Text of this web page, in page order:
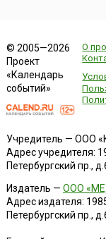
© 2005—2026
Проект
«Календарь
событий»
О
Учредитель — ООО
Адрес учредителя:
Петербургский пр.,
Издатель — ООО
Адрес издателя:
Петербургский пр.,